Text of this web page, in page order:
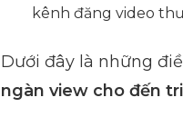
kênh đăng video
Dưới đây là những
ngàn view cho đến